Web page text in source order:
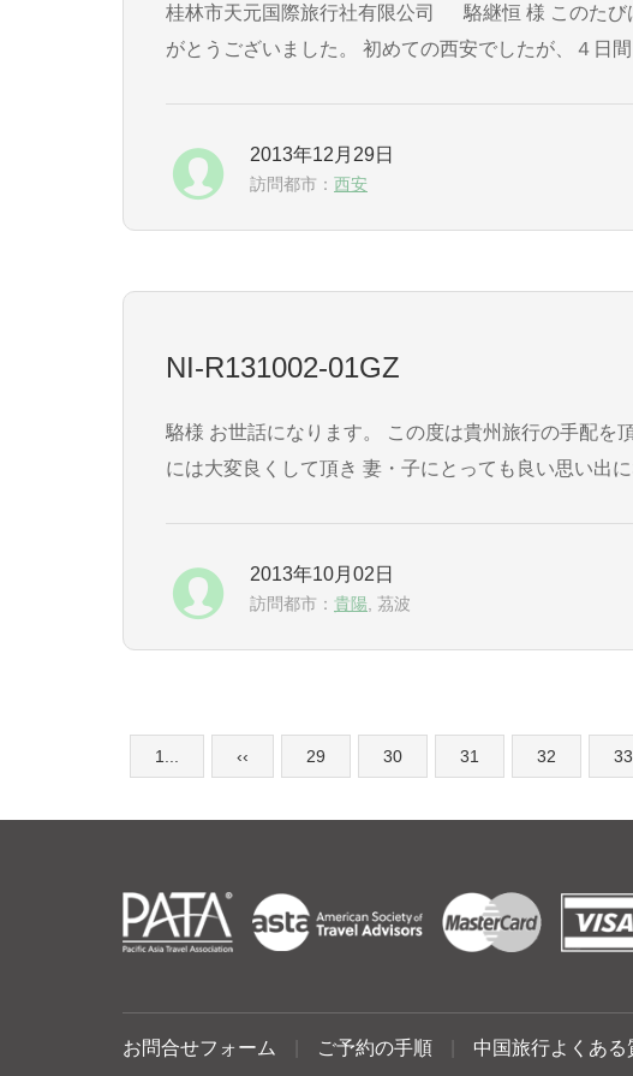
桂林市天元国際旅行社有限公司 駱継恒 様 このたびは、たいへんお世話になりました。 おかげさまで、楽しい年末年始の旅行となりました、あり
がとうございました。 初めての西安でしたが、４日
2013年12月29日
訪問都市： 西安
NI-R131002-01GZ
駱様 お世話になります。 この度は貴州旅行の手配を頂き、ありがとう ございました。 お陰様でいい国慶節休暇となりました。 特に現地ガイド姚様
には大変良くして頂き 妻・子にとっても良い思い出になったと 思います。 いい旅を企画・手配頂き、改
2013年10月02日
訪問都市： 貴陽 , 茘波
1... ‹‹ 29 30 31 32 33
お問合せフォーム ご予約の手順 中国旅行よくある